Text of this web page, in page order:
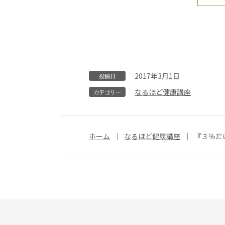
投稿日 2017年3月1日
カテゴリー なるほど健康講座
ホーム なるほど健康講座 『３％